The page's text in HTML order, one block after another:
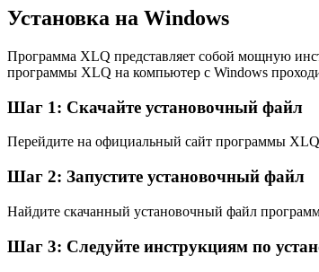
Установка на Windows
Программа XLQ представляет собой мощную
программы XLQ на компьютер с Windows
Шаг 1: Скачайте установочный файл
Перейдите на официальный сайт программы
Шаг 2: Запустите установочный файл
Найдите скачанный установочный файл
Шаг 3: Следуйте инструкциям по